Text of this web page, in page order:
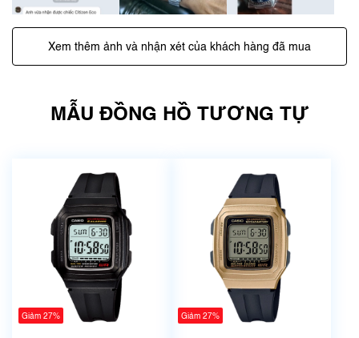
Xem thêm ảnh và nhận xét của khách hàng đã mua
MẪU ĐỒNG HỒ TƯƠNG TỰ
Giảm 27% Giảm 27%